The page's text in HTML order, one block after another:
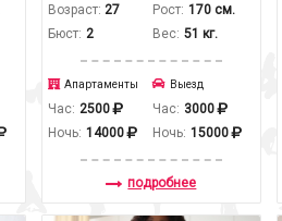
Возраст: 27
Бюст: 2
Рост: 170 см.
Вес: 51 кг.
Апартаменты
Час: 2500
Ночь: 14000
Выезд
Час: 3000
Ночь: 15000
подробнее